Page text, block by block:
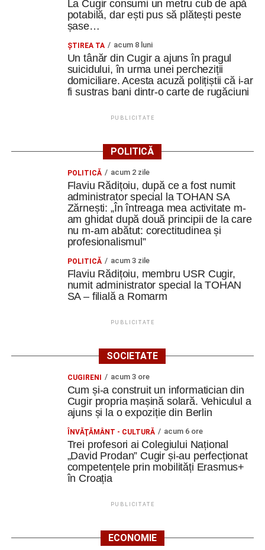
La Cugir consumi un metru cub de apă
potabilă, dar ești pus să plătești peste
șase…
ȘTIREA TA acum 8 luni
Un tânăr din Cugir a ajuns în pragul
suicidului, în urma unei percheziții
domiciliare. Acesta acuză polițiștii că i-ar
fi sustras bani dintr-o carte de rugăciuni
PUBLICITATE
POLITICĂ
POLITICĂ acum 2 zile
Flaviu Rădițoiu, după ce a fost numit
administrator special la TOHAN SA
Zărnești: „În întreaga mea activitate m-
am ghidat după două principii de la care
nu m-am abătut: corectitudinea și
profesionalismul”
POLITICĂ acum 3 zile
Flaviu Rădițoiu, membru USR Cugir,
numit administrator special la TOHAN
SA – filială a Romarm
PUBLICITATE
SOCIETATE
CUGIRENI acum 3 ore
Cum și-a construit un informatician din
Cugir propria mașină solară. Vehiculul a
ajuns și la o expoziție din Berlin
ÎNVĂŢĂMÂNT - CULTURĂ acum 6 ore
Trei profesori ai Colegiului Național
„David Prodan” Cugir și-au perfecționat
competențele prin mobilități Erasmus+
în Croația
PUBLICITATE
ECONOMIE